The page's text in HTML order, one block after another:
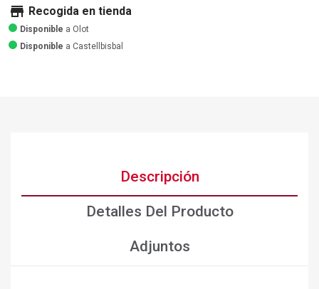
store Recogida en tienda
Disponible a Olot
Disponible a Castellbisbal
Descripción
Detalles Del Producto
Adjuntos